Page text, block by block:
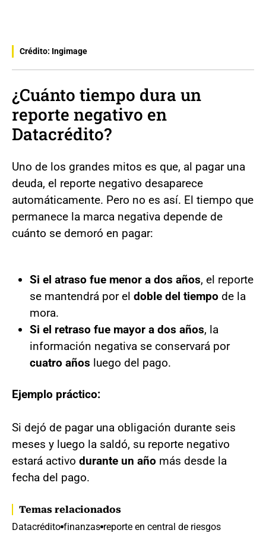
Crédito: Ingimage
¿Cuánto tiempo dura un
reporte negativo en
Datacrédito?
Uno de los grandes mitos es que, al pagar una
deuda, el reporte negativo desaparece
automáticamente. Pero no es así. El tiempo que
permanece la marca negativa depende de
cuánto se demoró en pagar:
Si el atraso fue menor a dos años, el reporte
se mantendrá por el doble del tiempo de la
mora.
Si el retraso fue mayor a dos años, la
información negativa se conservará por
cuatro años luego del pago.
Ejemplo práctico:
Si dejó de pagar una obligación durante seis
meses y luego la saldó, su reporte negativo
estará activo durante un año más desde la
fecha del pago.
Temas relacionados
Datacrédito finanzas reporte en central de riesgos